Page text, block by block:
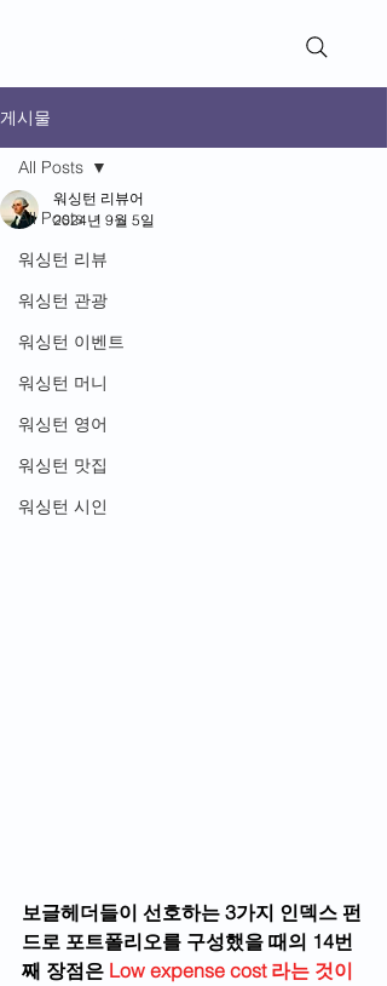
게시물
All Posts
워싱턴 리뷰
워싱턴 관광
워싱턴 이벤트
워싱턴 머니
워싱턴 영어
워싱턴 맛집
워싱턴 시인
All Posts
워싱턴 리뷰어
2024년 9월 5일
보글헤더들이 선호하는 3가지 인덱스 펀
드로 포트폴리오를 구성했을 때의 14번
째 장점은 Low expense cost 라는 것이